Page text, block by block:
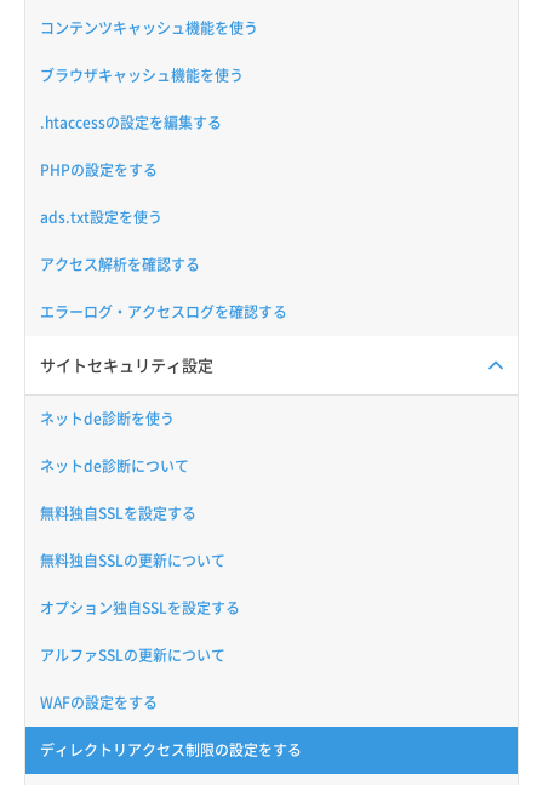
コンテンツキャッシュ機能を使う
ブラウザキャッシュ機能を使う
.htaccessの設定を編集する
PHPの設定をする
ads.txt設定を使う
アクセス解析を確認する
エラーログ・アクセスログを確認する
サイトセキュリティ設定
ネットde診断を使う
ネットde診断について
無料独自SSLを設定する
無料独自SSLの更新について
オプション独自SSLを設定する
アルファSSLの更新について
WAFの設定をする
ディレクトリアクセス制限の設定をする